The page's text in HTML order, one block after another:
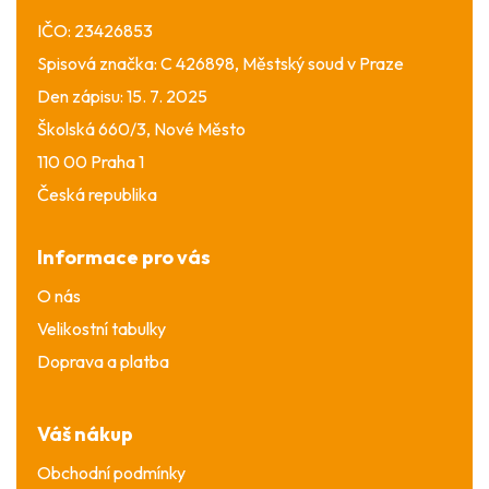
IČO: 23426853
Spisová značka: C 426898, Městský soud v Praze
Den zápisu: 15. 7. 2025
Školská 660/3, Nové Město
110 00 Praha 1
Česká republika
Informace pro vás
O nás
Velikostní tabulky
Doprava a platba
Váš nákup
Obchodní podmínky